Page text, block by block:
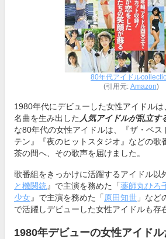
80年代アイドル
(引用元: Amazon)
1980年代にデビューした女性アイドル
名曲を生み出した 人気アイドルが乱立す
な80年代の女性アイドルは、『ザ・ベス
テン』『夜のヒットスタジオ』などの歌
茶の間へ、その歌声を届けました。
歌番組をきっかけに活躍するアイドル以
と機関銃』で主演を務めた「薬師丸ひろ
少女』で主演を務めた「 原田知世 」など
で活躍しデビューした女性アイドルも存
1980年デビューの女性アイドル